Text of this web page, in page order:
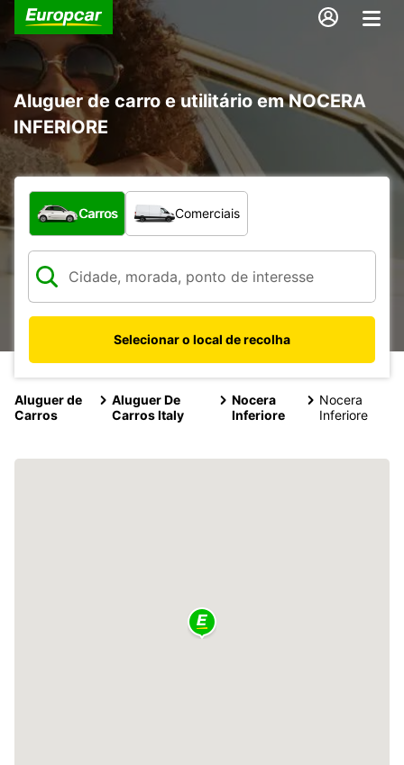
Aluguer de carro e utilitário em NOCERA
INFERIORE
Que tipo de veículo pretende?
Carros Comerciais
Selecionar o local de recolha
Aluguer de
Carros
Aluguer De
Carros Italy
Nocera
Inferiore
Nocera
Inferiore